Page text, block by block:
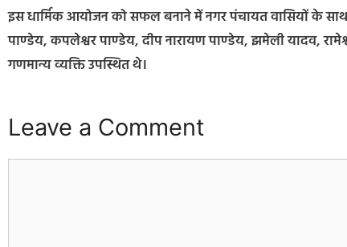
इस धार्मिक आयोजन को सफल बनाने में नगर पंचायत वासियों के
पाण्डेय, कपलेश्वर पाण्डेय, दीप नारायण पाण्डेय, झमेली यादव,
गणमान्य व्यक्ति उपस्थित थे।
Leave a Comment